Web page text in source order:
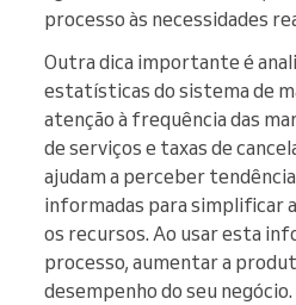
processo às necessidades
Outra dica importante é
estatísticas do sistema de
atenção à frequência das
de serviços e taxas de
ajudam a perceber
informadas para simplificar
os recursos. Ao usar esta
processo, aumentar a
desempenho do seu negócio.